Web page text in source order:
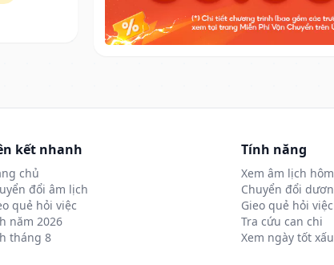
kết nhanh
chủ
đổi âm lịch
quẻ hỏi việc
năm 2026
tháng 8
Tính năng
Xem âm lịch
Chuyển đổi
Gieo quẻ hỏi việc
Tra cứu can chi
Xem ngày tốt xấu